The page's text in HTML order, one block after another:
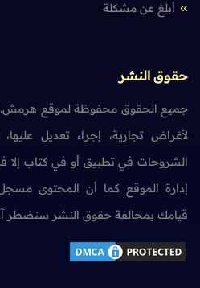
أبلغ عن مشكلة
حقوق النشر
جميع الحقوق محفوظة لموقع هرمش.
لأغراض تجارية، إجراء تعديل
الشروحات في تطبيق أو في كتاب
قيامك بمخالفة حقوق النشر سنضطر